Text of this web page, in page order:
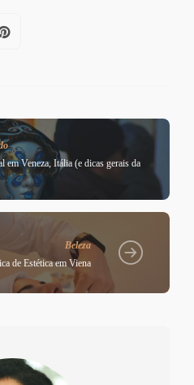
em Veneza, Itália (e dicas gerais da
Beleza
de Estética em Viena